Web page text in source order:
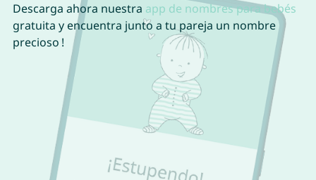
Descarga ahora nuestra app de nombres para bebés
gratuita y encuentra junto a tu pareja un nombre
precioso !